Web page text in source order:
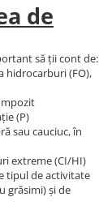
de
să ții cont de:
hidrocarburi (FO),
(P)
sau cauciuc, în
extreme (CI/HI)
tipul de activitate
grăsimi) și de